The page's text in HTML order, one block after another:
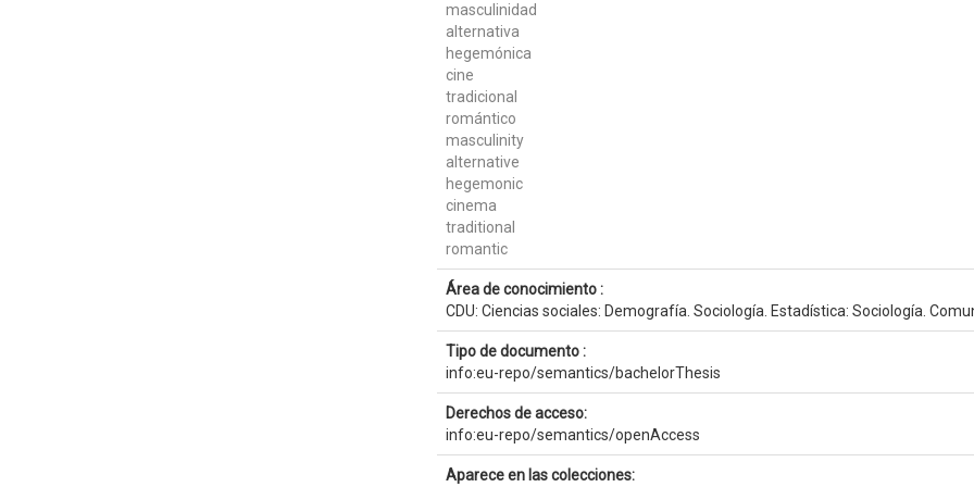
masculinidad
alternativa
hegemónica
cine
tradicional
romántico
masculinity
alternative
hegemonic
cinema
traditional
romantic
Área de conocimiento :
CDU: Ciencias sociales: Demografía. Sociología. Estadística: Sociología.
Tipo de documento :
info:eu-repo/semantics/bachelorThesis
Derechos de acceso:
info:eu-repo/semantics/openAccess
Aparece en las colecciones: